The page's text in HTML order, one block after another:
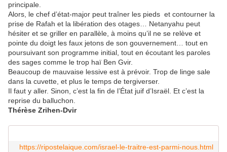
principale.
Alors, le chef d’état-major peut traîner les pieds et contourner la
prise de Rafah et la libération des otages… Netanyahu peut
hésiter et se griller en parallèle, à moins qu’il ne se relève et
pointe du doigt les faux jetons de son gouvernement… tout en
poursuivant son programme initial, tout en écoutant les paroles
des sages comme le trop haï Ben Gvir.
Beaucoup de mauvaise lessive est à prévoir. Trop de linge sale
dans la cuvette, et plus le temps de tergiverser.
Il faut y aller. Sinon, c’est la fin de l’État juif d’Israël. Et c’est la
reprise du balluchon.
Thérèse Zrihen-Dvir
https://ripostelaique.com/israel-le-traitre-est-parmi-nous.html